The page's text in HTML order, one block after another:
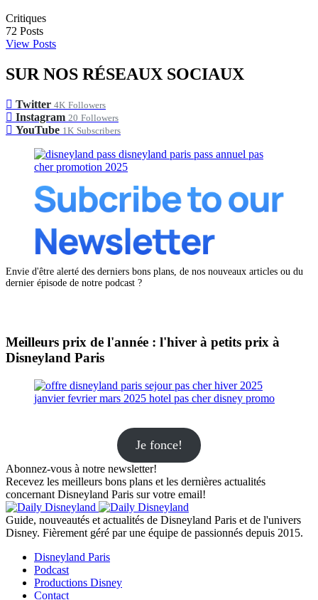
Critiques
72 Posts
View Posts
SUR NOS RÉSEAUX SOCIAUX
Twitter 4K Followers
Instagram 20 Followers
YouTube 1K Subscribers
Envie d'être alerté des derniers bons plans, de nos nouveaux articles ou du
dernier épisode de notre podcast ?
Meilleurs prix de l'année : l'hiver à petits prix à
Disneyland Paris
Je fonce!
Abonnez-vous à notre newsletter!
Recevez les meilleurs bons plans et les dernières actualités
concernant Disneyland Paris sur votre email!
Guide, nouveautés et actualités de Disneyland Paris et de l'univers
Disney. Fièrement géré par une équipe de passionnés depuis 2015.
Disneyland Paris
Podcast
Productions Disney
Contact